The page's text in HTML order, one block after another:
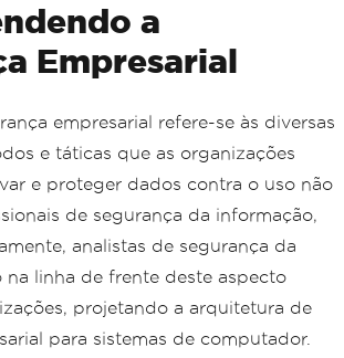
a
Empresarial
empresarial refere-se às diversas
e táticas que as organizações
e proteger dados contra o uso não
de segurança da informação,
analistas de segurança da
na linha de frente deste aspecto
projetando a arquitetura de
para sistemas de computador.